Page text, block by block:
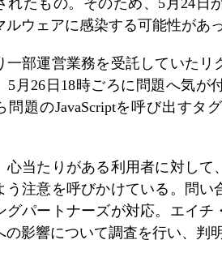
れたもの。そのため、5月24日
ルウェアに感染する可能性があっ
一部運営業務を受託していた
5月26日18時ごろに問題へ気が
問題のJavaScriptを呼び出すタ
心当たりがある利用者に対し
う注意を呼びかけている。問い
グパートナーズが対応。エイチ
の影響について調査を行い、判